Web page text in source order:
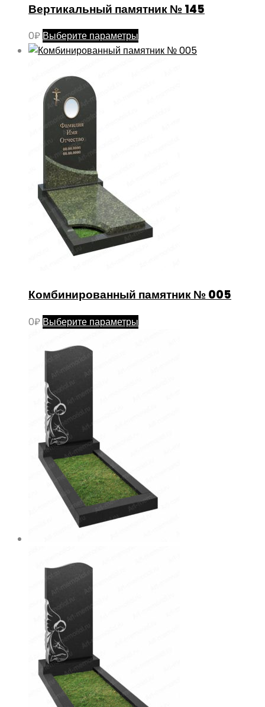
Вертикальный памятник № 145
0₽ Выберите параметры
товар
Комбинированный памятник № 005
0₽ Выберите параметры